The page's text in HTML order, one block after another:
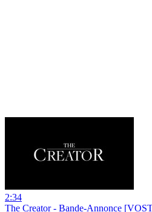
2:34
The Creator - Bande-Annonce